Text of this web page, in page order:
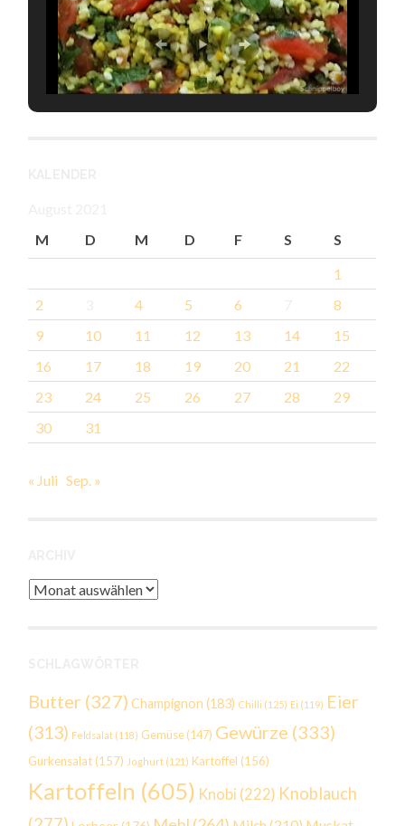
M
D M D F S
S
1
2
4 5 6
8
9
10 11 12 13 14
15
16
17 18 19 20 21
22
23
24 25 26 27 28
29
30
31
« Juli Sep. »
Archiv
Butter (327) Champignon (183) Chilli (125) Ei (119) Eier
(313) Feldsalat (118) Gemüse (147) Gewürze (333)
Gurkensalat (157) Joghurt (121) Kartoffel (156)
Kartoffeln (605) Knobi (222) Knoblauch